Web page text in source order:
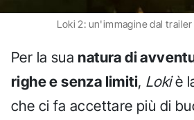
Loki 2: un'immagine dal
Per la sua natura di
righe e senza limiti, Lokiè
che ci fa accettare più di